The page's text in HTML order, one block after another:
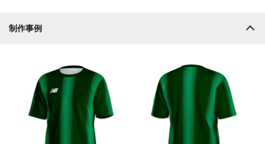
制作事例